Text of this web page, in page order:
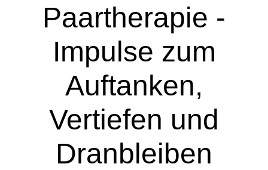
Paartherapie -
Impulse zum
Auftanken,
Vertiefen und
Dranbleiben